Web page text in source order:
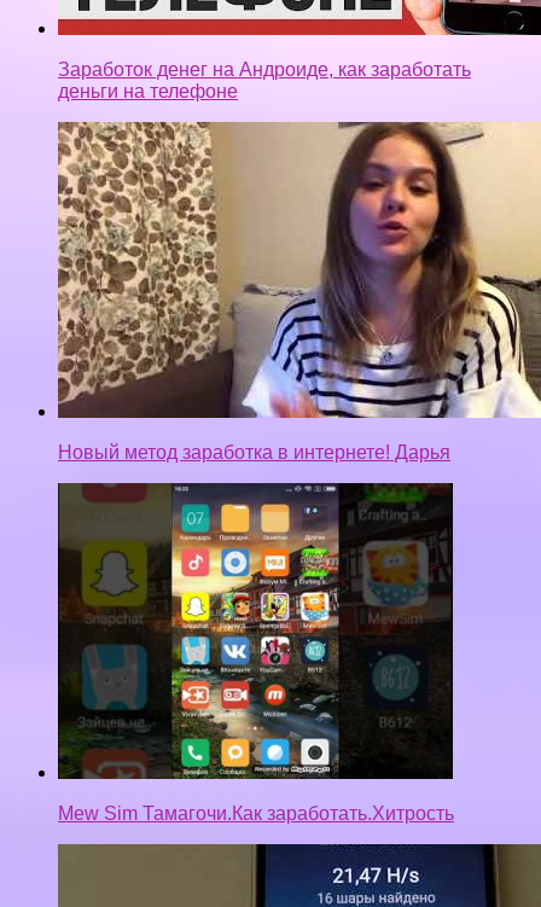
Заработок денег на Андроиде, как заработать
деньги на телефоне
Новый метод заработка в интернете! Дарья
Mew Sim Тамагочи.Как заработать.Хитрость